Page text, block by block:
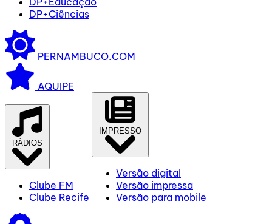
DP+Ciências
PERNAMBUCO.COM
AQUIPE
RÁDIOS
Clube FM
Clube Recife
IMPRESSO
Versão digital
Versão impressa
Versão para mobile